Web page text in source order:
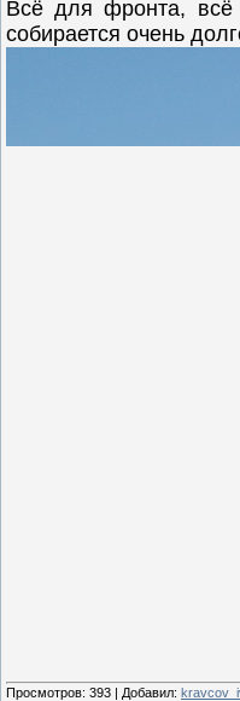
Всё для фронта,
собирается очень
Просмотров: 393 | Добавил: